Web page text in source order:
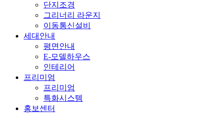
단지조경
그리너리 라운지
이동통신설비
세대안내
평면안내
E-모델하우스
인테리어
프리미엄
프리미엄
특화시스템
홍보센터